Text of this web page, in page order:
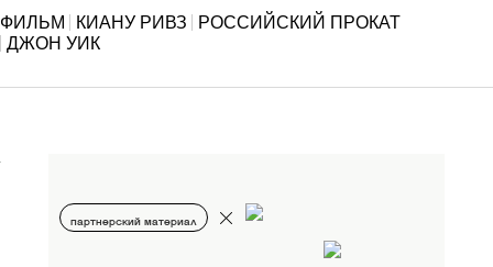
ФИЛЬМ КИАНУ РИВЗ
РОССИЙСКИЙ ПРОКАТ
ДЖОН УИК
партнерский материал